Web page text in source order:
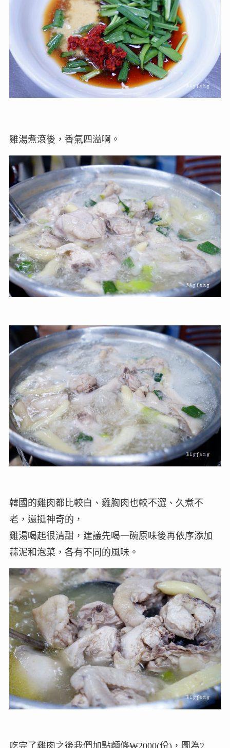
雞湯煮滾後，香氣四溢啊。
韓國的雞肉都比較白、雞胸肉也較不澀、久煮不
老，還挺神奇的，
雞湯喝起很清甜，建議先喝一碗原味後再依序添加
蒜泥和泡菜，各有不同的風味。